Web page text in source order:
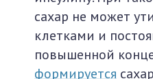
сахар не может
клетками и
повышенной
формируется